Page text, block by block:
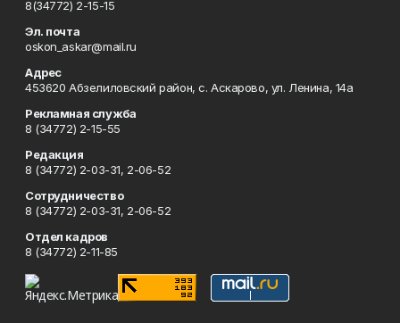
8(34772) 2-15-15
Эл. почта
oskon_askar@mail.ru
Адрес
453620 Абзелиловский район, с. Аскарово, ул. Ленина, 14а
Рекламная служба
8 (34772) 2-15-55
Редакция
8 (34772) 2-03-31, 2-06-52
Сотрудничество
8 (34772) 2-03-31, 2-06-52
Отдел кадров
8 (34772) 2-11-85